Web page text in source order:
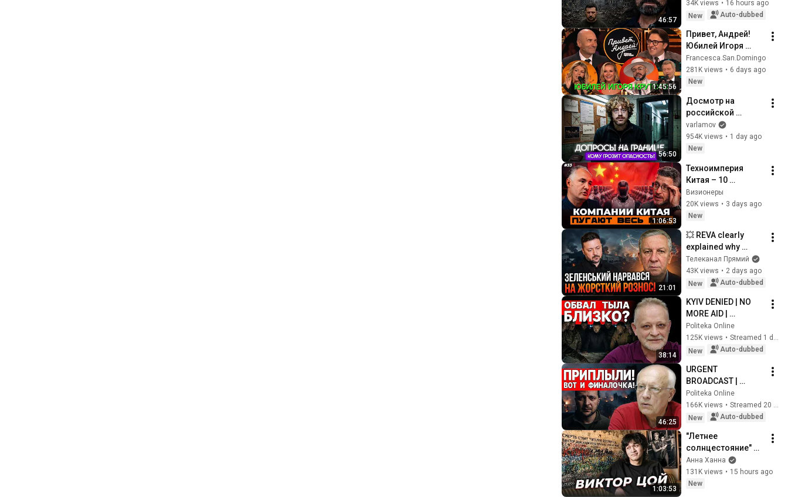
46:57
behind Ukraine's
back | SECRET
TERR...
34K views • 16 hours ago
New
Auto-dubbed
1:45:56
Привет, Андрей!
Юбилей Игоря
Крутого 01.08.2026
Francesca.San.Domingo
281K views • 6 days ago
New
56:50
Досмотр на
российской
границе. Кто в зоне
риска? | Допросы
уехавших, вопросы
varlamov
954K views • 1 day ago
New
1:06:53
Техноимперия
Китая – 10
компаний, которые
правят планетой
Визионеры
20K views • 3 days ago
New
21:01
💥 REVA clearly
explained why
Russia is blowing up
logistics
warehouses in
Ba...
Телеканал Прямий
43K views • 2 days ago
New
Auto-dubbed
38:14
KYIV DENIED | NO
MORE AID |
ZOLOTAREV - LIVE |
PUTIN OFFERED A
PAUSE in the war
Politeka Online
125K views •
Streamed 1 day ago
New
Auto-dubbed
46:25
URGENT
BROADCAST |
SOSKIN: Putin is
preparing a MEGA-
SLAUGHTER | Trump
Zelensky | T...
Politeka Online
166K views •
New
Auto-dubbed
1:03:53
"Летнее
солнцестояние"
Виктор ЦОЙ
Анна Ханна
131K views • 15 hours ago
New